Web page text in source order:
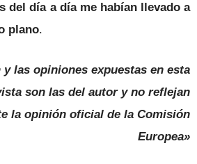
del día a día me habían llevado a
plano.
las opiniones expuestas en esta
son las del autor y no reflejan
la opinión oficial de la Comisión
Europea»